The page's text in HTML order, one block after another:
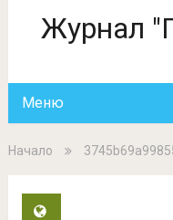
Журнал
Меню
Начало